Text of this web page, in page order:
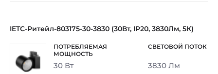
IETC-Ритейл-803175-30-3830 (30Вт, IP20, 3830Лм, 5К)
30 Вт 3830 Лм